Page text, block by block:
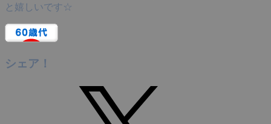
と嬉しいです☆
シェア！